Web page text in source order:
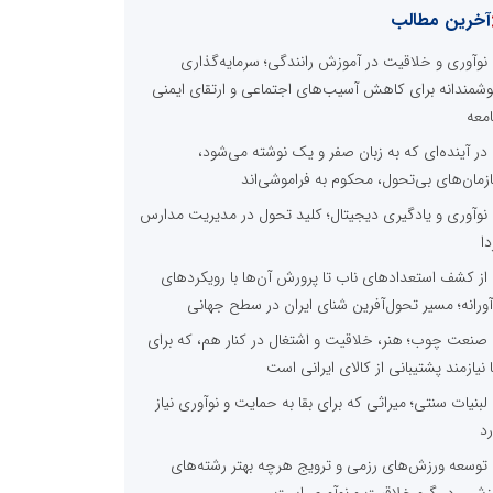
آخرین مطالب
نوآوری و خلاقیت در آموزش رانندگی؛ سرمایه‌گذاری
برای کاهش آسیب‌های اجتماعی و ارتقای ایمنی
در آینده‌ای که به زبان صفر و یک نوشته می‌شود،
بی‌تحول، محکوم به فراموشی‌اند
نوآوری و یادگیری دیجیتال؛ کلید تحول در مدیریت مدارس
از کشف استعدادهای ناب تا پرورش آن‌ها با رویکردهای
مسیر تحول‌آفرین شنای ایران در سطح جهانی
صنعت چوب؛ هنر، خلاقیت و اشتغال در کنار هم، که برای
نیازمند پشتیبانی از کالای ایرانی است
لبنیات سنتی؛ میراثی که برای بقا به حمایت و نوآوری نیاز
توسعه ورزش‌های رزمی و ترویج هرچه بهتر رشته‌های